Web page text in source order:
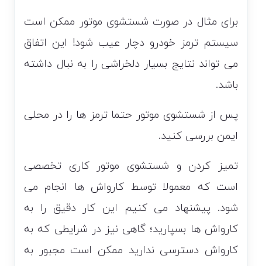
برای مثال در صورت شستشوی موتور ممکن است
سیستم ترمز خودرو دچار عیب شود! این اتفاق
می تواند نتایج بسیار دلخراشی را به نبال داشته
باشد.
پس از شستشوی موتور حتما ترمز ها را در محلی
ایمن بررسی کنید.
تمیز کردن و شستشوی موتور کاری تخصصی
است که معمولا توسط کارواش ها انجام می
شود. پیشنهاد می کنیم این کار دقیق را به
کارواش ها بسپارید؛ گاهی نیز در شرایطی که به
کارواش دسترسی ندارید ممکن است مجبور به